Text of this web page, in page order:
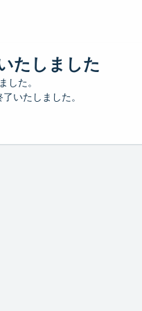
たしました
した。
いたしました。